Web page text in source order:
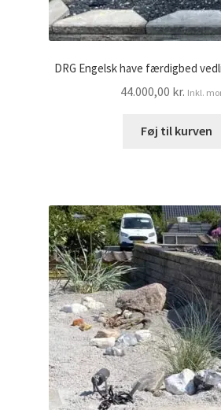
DRG Engelsk have færdigbed
44.000,00 kr. Inkl.
Føj til kurven